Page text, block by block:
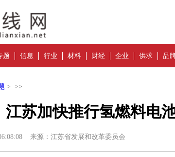
题 信息 行业 材料 财经 企业 供求 品
> >>
江苏加快推行氢燃料电
来源：江苏省发展和改革委员会